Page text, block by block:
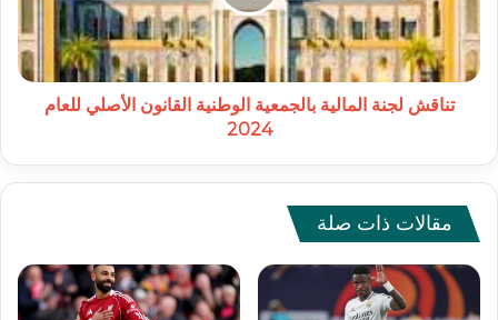
القانون
الأصلي
للعام
2024
تناقش لجنة المالية بالجمعية الوطنية القانون الأصلي للعام
2024
مقالات ذات صلة